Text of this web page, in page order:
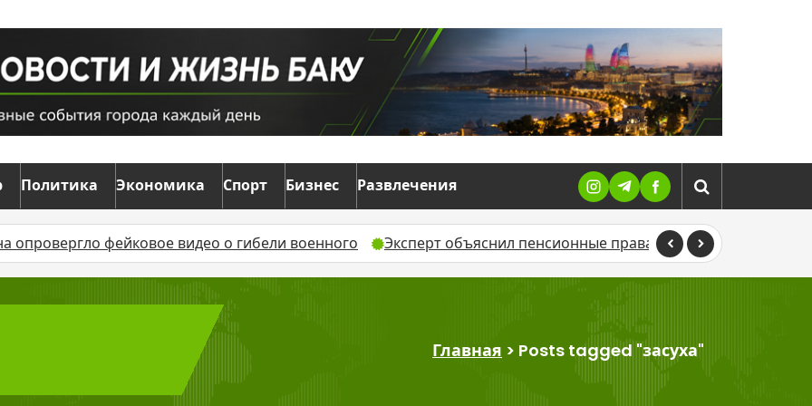
Политика Экономика Спорт Бизнес Развлечения
фейковое видео о гибели военного Эксперт объяснил пенсионные права азербайджанцев,
Главная > Posts tagged "засуха"